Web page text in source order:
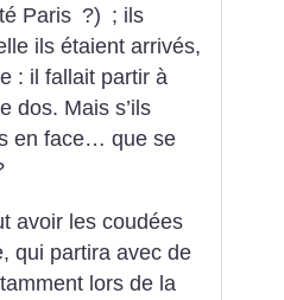
Paris ?) ; ils
ils étaient arrivés,
: il fallait partir à
dos. Mais s’ils
en face… que se
avoir les coudées
qui partira avec de
lors de la